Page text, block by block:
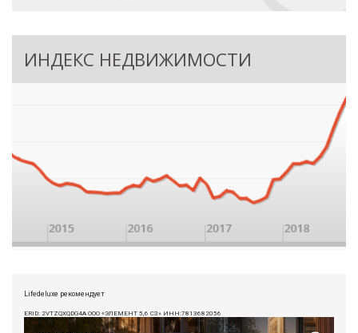
ИНДЕКС НЕДВИЖИМОСТИ
Lifedeluxe рекомендует
ERID: 2VTZQXQDG4A ООО «ЭЛЕМЕНТ 5,6 СЗ» ИНН:7813682056